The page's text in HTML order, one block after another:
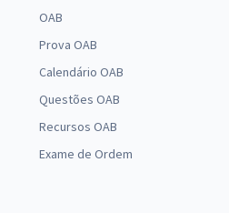
OAB
Prova OAB
Calendário OAB
Questões OAB
Recursos OAB
Exame de Ordem